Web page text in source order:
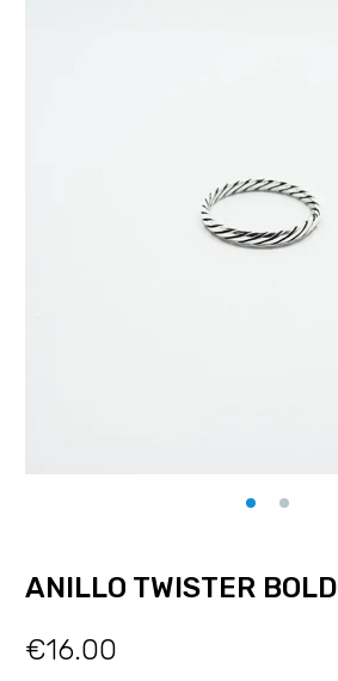
ANILLO TWISTER BOLD
€16.00